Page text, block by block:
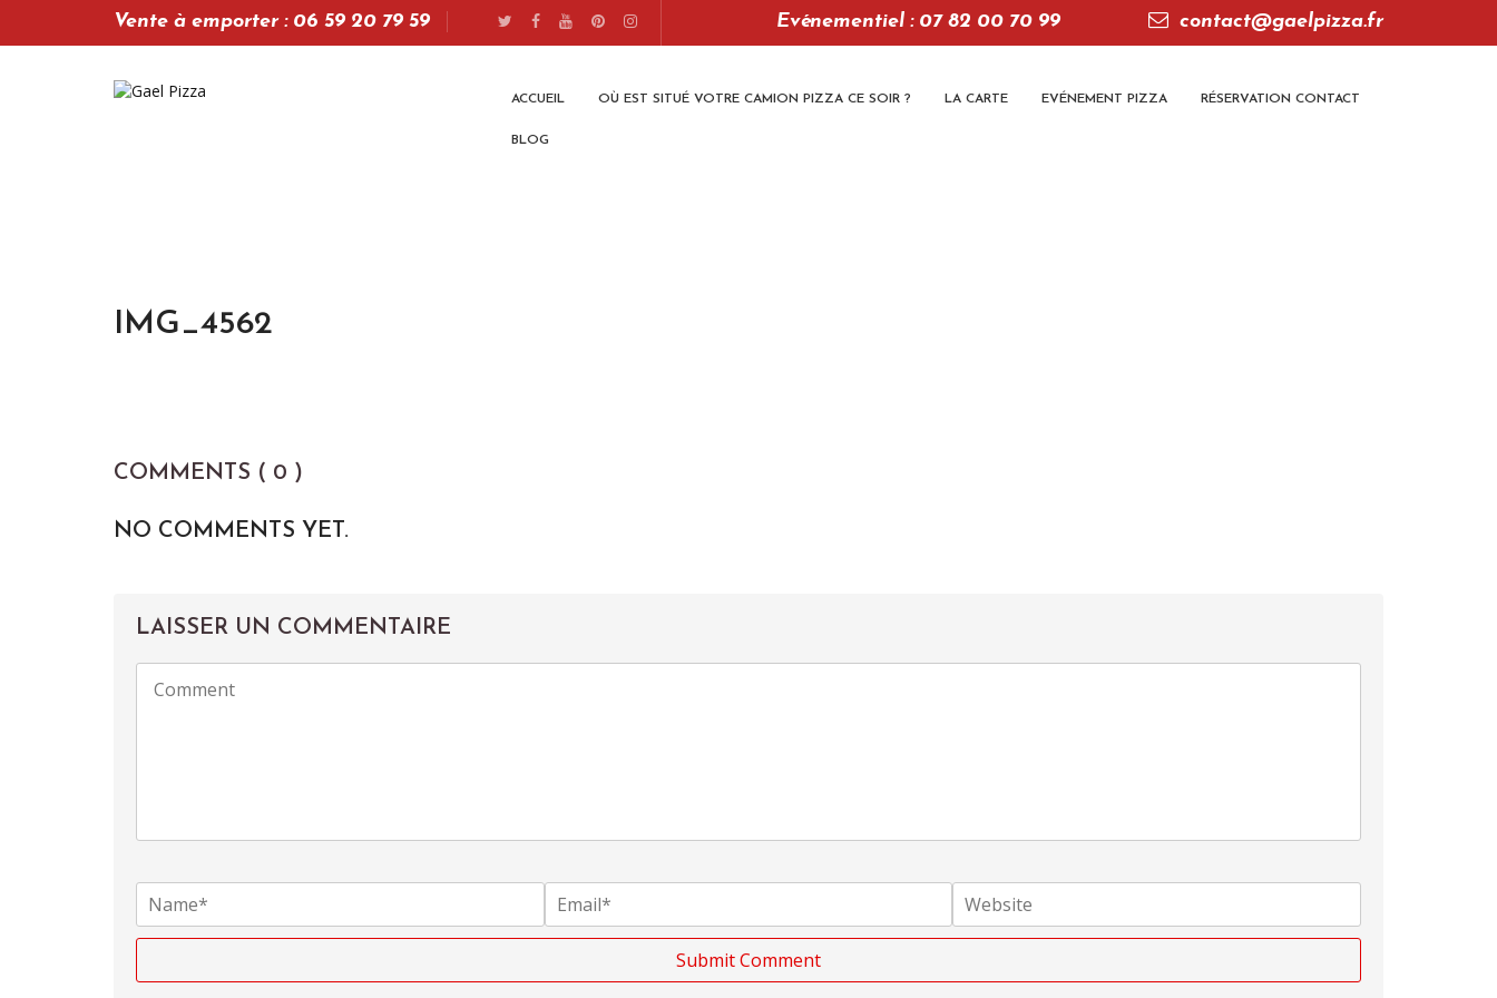
Vente à emporter : 06 59 20 79 59 Evénementiel : 07 82 00 70 99 contact@gaelpizza.fr
ACCUEIL OÙ EST SITUÉ VOTRE CAMION PIZZA CE SOIR ? LA CARTE EVÉNEMENT PIZZA RÉSERVATION CONTACT
BLOG
IMG_4562
COMMENTS ( 0 )
NO COMMENTS YET.
LAISSER UN COMMENTAIRE